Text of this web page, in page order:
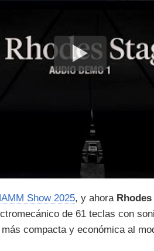
Show 2025, y ahora Rhodes
de 61 teclas con
compacta y económica al